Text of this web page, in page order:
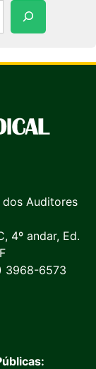
dos Auditores
4º andar, Ed.
3968-6573